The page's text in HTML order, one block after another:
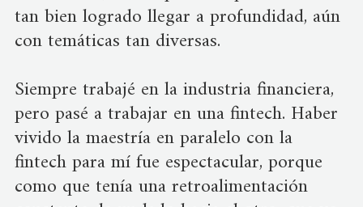
tan bien logrado llegar a profundidad, aún
con temáticas tan diversas.
Siempre trabajé en la industria financiera,
pero pasé a trabajar en una fintech. Haber
vivido la maestría en paralelo con la
fintech para mí fue espectacular, porque
como que tenía una retroalimentación